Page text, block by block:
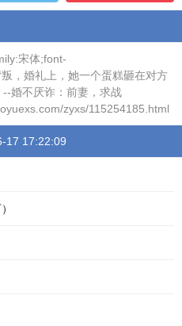
宋体;font-
，婚礼上，她一个蛋糕砸在对方
婚不厌诈：前妻，求战
zyxs/115254185.html
17 17:22:09